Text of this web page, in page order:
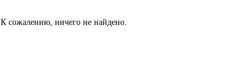
К сожалению, ничего не найдено.